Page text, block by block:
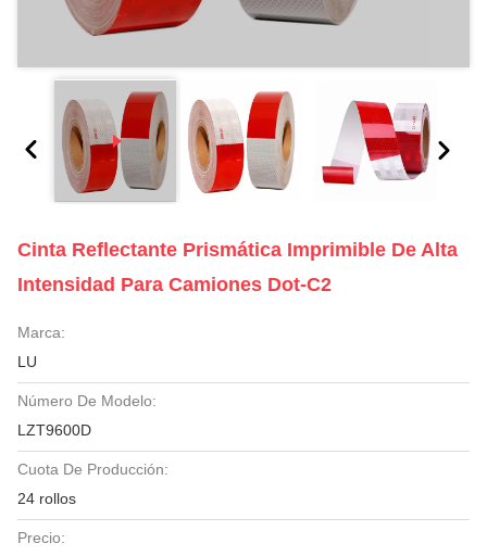
Cinta Reflectante Prismática Imprimible De Alta
Intensidad Para Camiones Dot-C2
Marca:
LU
Número De Modelo:
LZT9600D
Cuota De Producción:
24 rollos
Precio: